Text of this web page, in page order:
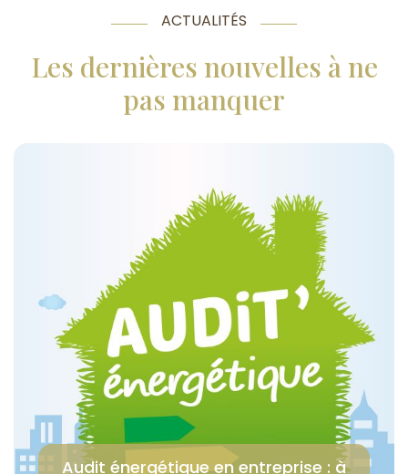
ACTUALITÉS
Les dernières nouvelles à ne
pas manquer
Audit énergétique en entreprise : à